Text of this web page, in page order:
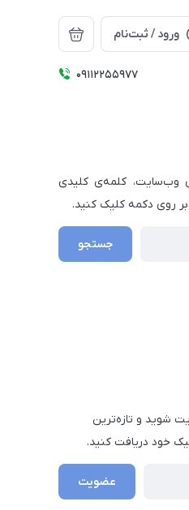
ورود / ثبت‌نام
09112255977
وب‌سایت، کلمه‌ی کلیدی
روی دکمه کلیک کنید.
جستجو
شوید و تازه‌ترین
خود دریافت کنید.
عضویت